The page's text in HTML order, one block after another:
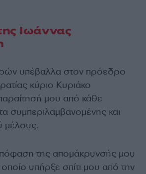
Ιωάννας
υπέβαλλα στον πρόεδρο
κύριο Κυριάκο
μου από κάθε
συμπεριλαμβανομένης και
μέλους.
της απομάκρυνσής μου
υπήρξε σπίτι μου από την